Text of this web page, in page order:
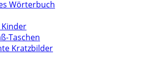
Wörterbuch
Kinder
Taschen
Kratzbilder